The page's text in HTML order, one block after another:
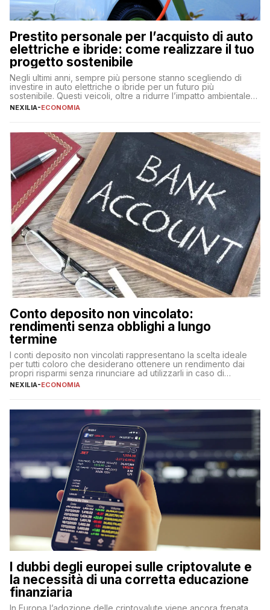
Prestito personale per l’acquisto di auto
elettriche e ibride: come realizzare il tuo
progetto sostenibile
Negli ultimi anni, sempre più persone stanno scegliendo di
investire in auto elettriche o ibride per un futuro più
sostenibile. Questi veicoli, oltre a ridurre l’impatto ambientale,
offrono vantaggi economici a lungo termine, come minori costi
fare se non […]
NEXILIA-ECONOMIA
Conto deposito non vincolato:
rendimenti senza obblighi a lungo
termine
I conti deposito non vincolati rappresentano la scelta ideale
per tutti coloro che desiderano ottenere un rendimento dai
propri risparmi senza rinunciare ad utilizzarli in caso di
necessità. A differenza delle forme vincolate tradizionali,
flessibilità e rendimento. Come funzionano […]
NEXILIA-ECONOMIA
I dubbi degli europei sulle criptovalute e
la necessità di una corretta educazione
finanziaria